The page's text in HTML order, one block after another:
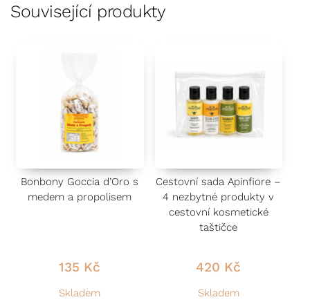
Související produkty
Bonbony Goccia d’Oro s
medem a propolisem
135 Kč
Skladem
Cestovní sada Apinfiore –
4 nezbytné produkty v
cestovní kosmetické
taštičce
420 Kč
Skladem